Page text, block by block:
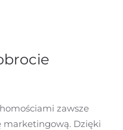
zawsze
marketingową. Dzięki